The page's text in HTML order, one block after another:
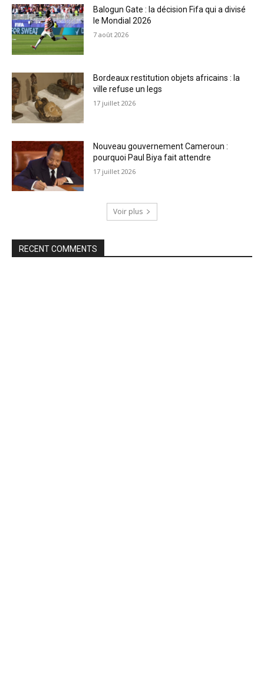
Balogun Gate : la décision Fifa qui a divisé
le Mondial 2026
7 août 2026
Bordeaux restitution objets africains : la
ville refuse un legs
17 juillet 2026
Nouveau gouvernement Cameroun :
pourquoi Paul Biya fait attendre
17 juillet 2026
Voir plus
RECENT COMMENTS